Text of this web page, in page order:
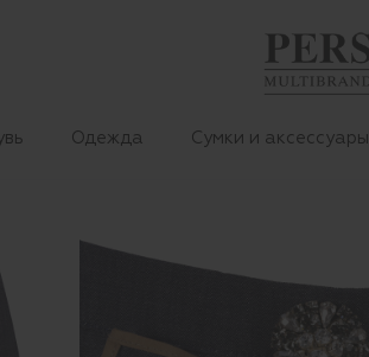
Одежда Сумки и аксессуары